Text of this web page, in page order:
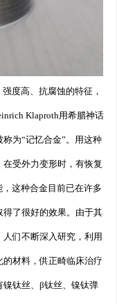
度高、抗腐蚀的特征，
Klaproth用希腊神话
为“记忆合金”。用这种
受外力变形时，有恢复
这种合金目前已在许多
了很好的效果。由于其
们不断深入研究，利用
材料，供正畸临床治疗
钛丝、β钛丝、镍钛弹